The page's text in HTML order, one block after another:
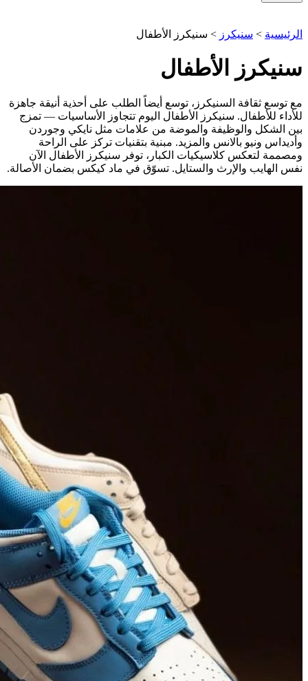
الرئيسية > سنيكرز > سنيكرز الأطفال
سنيكرز الأطفال
مع توسع ثقافة السنيكرز، توسع أيضاً الطلب على أحذية أنيقة جاهزة
للأداء للأطفال. سنيكرز الأطفال اليوم تتجاوز الأساسيات — تمزج
بين الشكل والوظيفة والموضة من علامات مثل نايكي وجوردن
وأديداس ونيو بالانس والمزيد. مبنية بتقنيات تركز على الراحة
ومصممة لتعكس كلاسيكيات الكبار، توفر سنيكرز الأطفال الآن
نفس الهايب والإرث والستايل. تسوّق في ماد كيكس بضمان الأصالة.